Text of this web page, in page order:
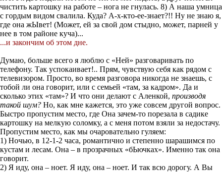
чистить картошку на работе – нога не гнулась. 8) А наша умница
с гордым видом свалила. Куда? А-х-кто-ее-знает?!! Ну не знаю я,
где она жЫвет! (Может, ей за свой дом стыдно, может, парней у
нее в том районе куча)...
...и закончим об этом дне.
Думаю, больше всего я люблю с «Ней» разговаривать по
телефону. Так успокаивает!.. Прям, чувствую себя как рядом с
телевизором. Просто, во время разговора никогда не знаешь, с
тобой ли она говорит, или с семьей «там, за кадром». Да и
сколько этих «там»? И что они делают с Аленкой, производя
такой шум? Но, как мне кажется, это уже совсем другой вопрос.
Быстро пропустим место, где Она зачем-то порезала в садике
картошку на мелкую соломку, а с меня потом взяли за недостачу.
Пропустим место, как мы очаровательно гуляем:
1) Ночью, в 12-1-2 часа, романтично и степенно шарашимся по
кустам и лесам. Она – в прозрачных «бЬючках». Именно так она
говорит.
2) Я иду, она – ноет. Я иду, она – ноет. И так всю дорогу. А Вы